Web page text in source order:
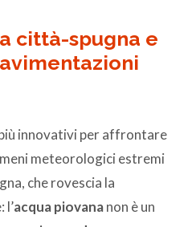
città-spugna e
innovativi per affrontare
meteorologici estremi
che rovescia la
l’acqua piovananon è un